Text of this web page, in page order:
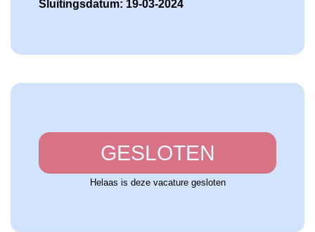
Sluitingsdatum: 19-03-2024
GESLOTEN
Helaas is deze vacature gesloten